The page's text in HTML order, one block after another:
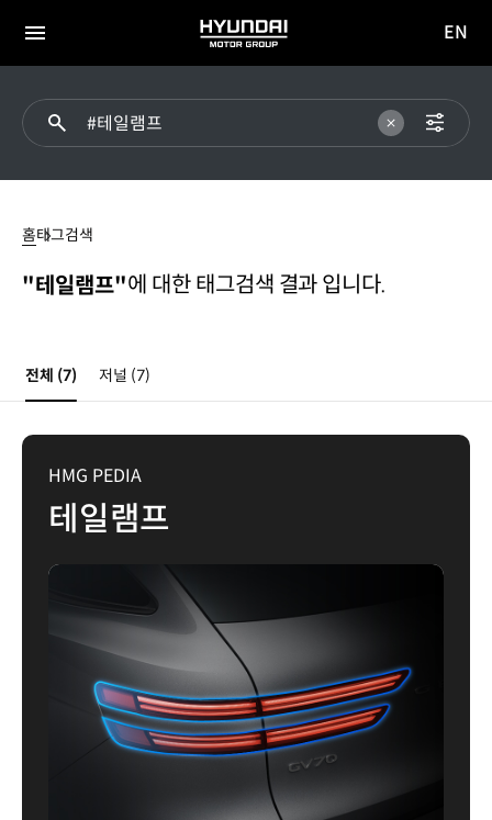
전체
HYUNDAI
MOTOR
이동
EN
홈태그검색
"테일램프"에 대한 태그검색 결과 입니다.
전체 (7) 저널 (7)
HMG PEDIA
테일램프